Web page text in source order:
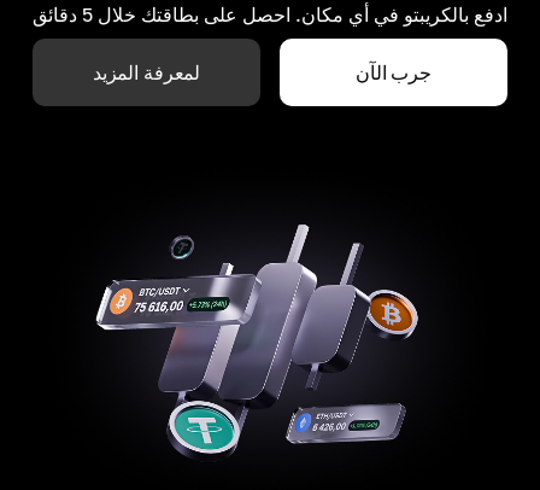
ادفع بالكريبتو في أي مكان. احصل على بطاقتك خلال 5 دقائق
جرب الآن لمعرفة المزيد